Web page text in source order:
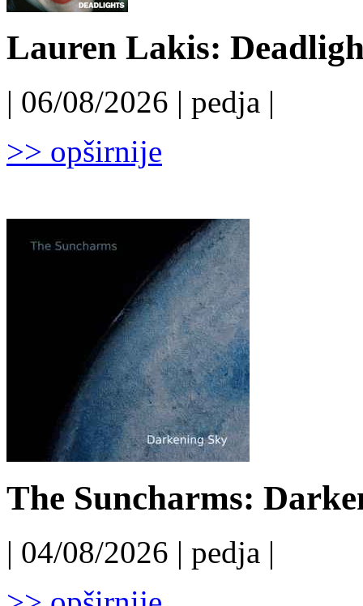
Lauren Lakis:
| 06/08/2026 | pedja |
>> opširnije
The Suncharms:
| 04/08/2026 | pedja |